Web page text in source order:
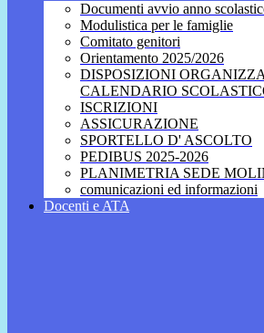
Documenti avvio anno
Modulistica per le famiglie
Comitato genitori
Orientamento 2025/2026
DISPOSIZIONI
CALENDARIO
ISCRIZIONI
ASSICURAZIONE
SPORTELLO D' ASCOLTO
PEDIBUS 2025-2026
PLANIMETRIA SEDE
comunicazioni ed informazioni
Docenti e ATA